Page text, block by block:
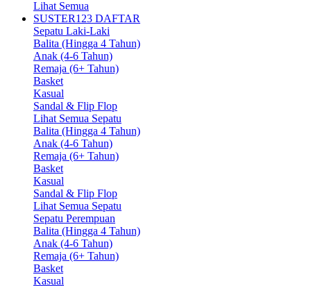
Lihat Semua
SUSTER123 DAFTAR
Sepatu Laki-Laki
Balita (Hingga 4 Tahun)
Anak (4-6 Tahun)
Remaja (6+ Tahun)
Basket
Kasual
Sandal & Flip Flop
Lihat Semua Sepatu
Balita (Hingga 4 Tahun)
Anak (4-6 Tahun)
Remaja (6+ Tahun)
Basket
Kasual
Sandal & Flip Flop
Lihat Semua Sepatu
Sepatu Perempuan
Balita (Hingga 4 Tahun)
Anak (4-6 Tahun)
Remaja (6+ Tahun)
Basket
Kasual